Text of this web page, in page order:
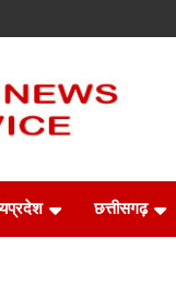
छत्तीसगढ़